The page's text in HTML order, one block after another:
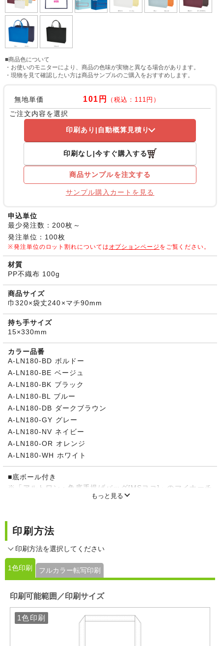
■商品色について
・お使いのモニターにより、商品の色味が実物と異なる場合があります。
・現物を見て確認したい方は商品サンプルのご購入をおすすめします。
無地単価 101円 （税込：111円）
ご注文内容を選択
印刷あり 自動概算見積り
印刷なし 今すぐ購入する
商品サンプルを注文する
サンプル購入カートを見る
申込単位
最少発注数：200枚～
発注単位：100枚
発注単位のロット割れについては オプションページ をご覧ください。
材質
PP不織布 100g
商品サイズ
巾320×袋丈240×マチ90mm
持ち手サイズ
15×330mm
カラー品番
A-LN180-BD ボルドー
A-LN180-BE ベージュ
A-LN180-BK ブラック
A-LN180-BL ブルー
A-LN180-DB ダークブラウン
A-LN180-GY グレー
A-LN180-NV ネイビー
A-LN180-OR オレンジ
A-LN180-WH ホワイト
■底ボール付き
※「アルトワン・角底手提げバッグ[MSヨコ]」のマイナーチ
ェンジ商品です。超音波シールを廃止し、折りケイ仕様に変
※全9色展開
＜新仕様＞
・側面部の超音波シールを廃止し、折りケイ仕様へ変更（バ
・側面中央部の生地合わせ部分が外側に出る仕様へ変更（従
来は内側仕様）
もっと見る
印刷方法
印刷方法を選択してください
1色印刷 フルカラー転写印刷
印刷可能範囲／印刷サイズ
1色印刷
1色印刷